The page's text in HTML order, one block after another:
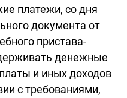
платежи, со дня
документа от
пристава-
денежные
и иных доходов
с требованиями,